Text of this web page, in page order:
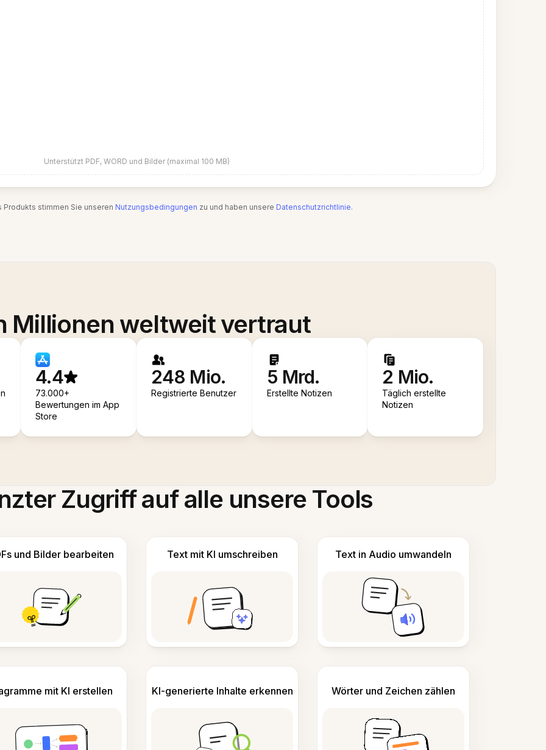
Unterstützt PDF, WORD und Bilder (maximal 100 MB)
Produkts stimmen Sie unseren Nutzungsbedingungen zu und haben unsere Datenschutzrichtlinie.
Millionen weltweit vertraut
4.4
73.000+
Bewertungen im App
Store
248 Mio.
Registrierte Benutzer
5 Mrd.
Erstellte Notizen
2 Mio.
Täglich erstellte
Notizen
Zugriff auf alle unsere Tools
und Bilder bearbeiten Text mit KI umschreiben Text in Audio umwandeln
mit KI erstellen KI-generierte Inhalte erkennen Wörter und Zeichen zählen